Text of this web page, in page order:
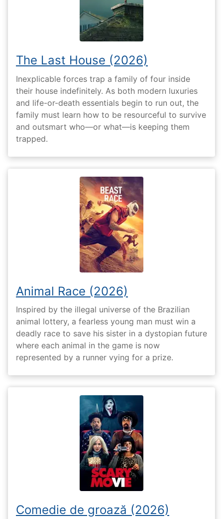
The Last House (2026)
Inexplicable forces trap a family of four inside
their house indefinitely. As both modern luxuries
and life-or-death essentials begin to run out, the
family must learn how to be resourceful to survive
and outsmart who—or what—is keeping them
trapped.
Animal Race (2026)
Inspired by the illegal universe of the Brazilian
animal lottery, a fearless young man must win a
deadly race to save his sister in a dystopian future
where each animal in the game is now
represented by a runner vying for a prize.
Comedie de groază (2026)